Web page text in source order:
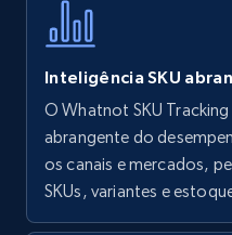
Amazon products -
upc numbers
Title, Seller name,
price, Currency,
Inteligência SKU
O Whatnot SKU
abrangente do
os canais e mercados,
SKUs, variantes e